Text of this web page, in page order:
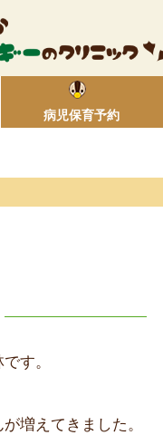
病児保育予約
す。
増えてきました。